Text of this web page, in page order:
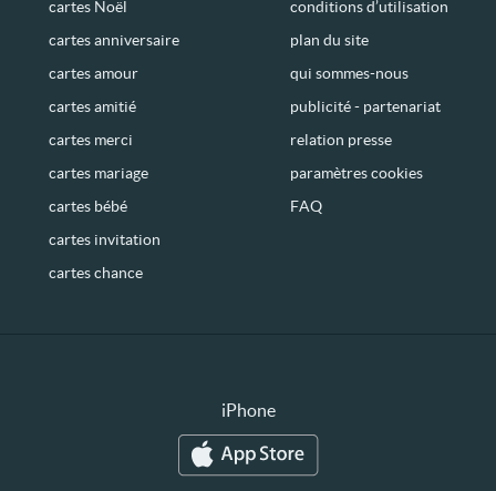
cartes Noël
cartes anniversaire
cartes amour
cartes amitié
cartes merci
cartes mariage
cartes bébé
cartes invitation
cartes chance
conditions d’utilisation
plan du site
qui sommes-nous
publicité - partenariat
relation presse
paramètres cookies
FAQ
iPhone